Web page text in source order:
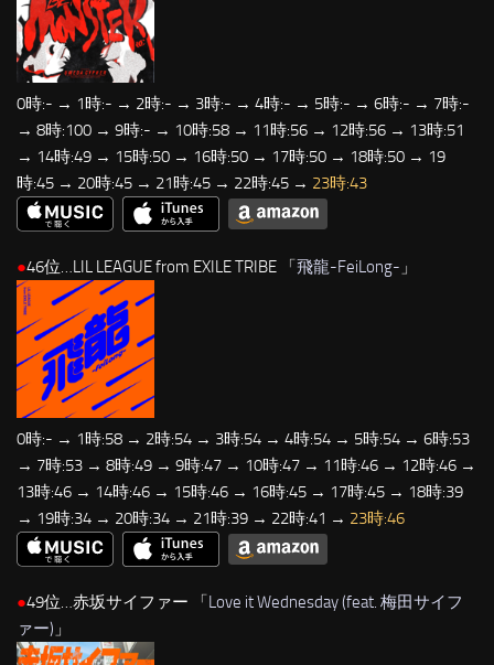
0時:- → 1時:- → 2時:- → 3時:- → 4時:- → 5時:- → 6時:- → 7時:-
→ 8時:100 → 9時:- → 10時:58 → 11時:56 → 12時:56 → 13時:51
→ 14時:49 → 15時:50 → 16時:50 → 17時:50 → 18時:50 → 19
時:45 → 20時:45 → 21時:45 → 22時:45 → 23時:43
●46位…LIL LEAGUE from EXILE TRIBE 「飛龍-FeiLong- 」
0時:- → 1時:58 → 2時:54 → 3時:54 → 4時:54 → 5時:54 → 6時:53
→ 7時:53 → 8時:49 → 9時:47 → 10時:47 → 11時:46 → 12時:46 →
13時:46 → 14時:46 → 15時:46 → 16時:45 → 17時:45 → 18時:39
→ 19時:34 → 20時:34 → 21時:39 → 22時:41 → 23時:46
●49位…赤坂サイファー 「Love it Wednesday (feat. 梅田サイフ
ァー) 」